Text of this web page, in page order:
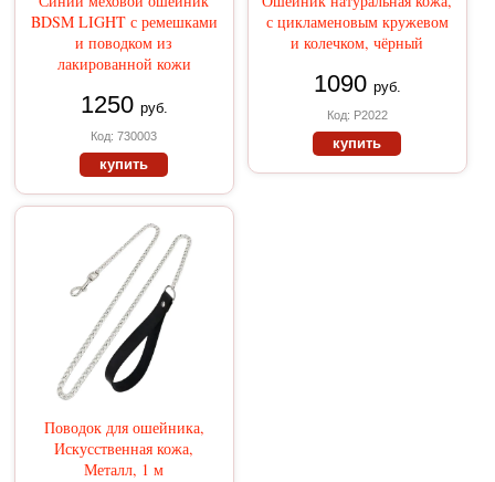
BDSM LIGHT с ремешками
и поводком из
лакированной кожи
1250 руб.
Код: 730003
купить
с цикламеновым кружевом
и колечком, чёрный
1090 руб.
Код: Р2022
купить
Поводок для ошейника,
Искусственная кожа,
Металл, 1 м